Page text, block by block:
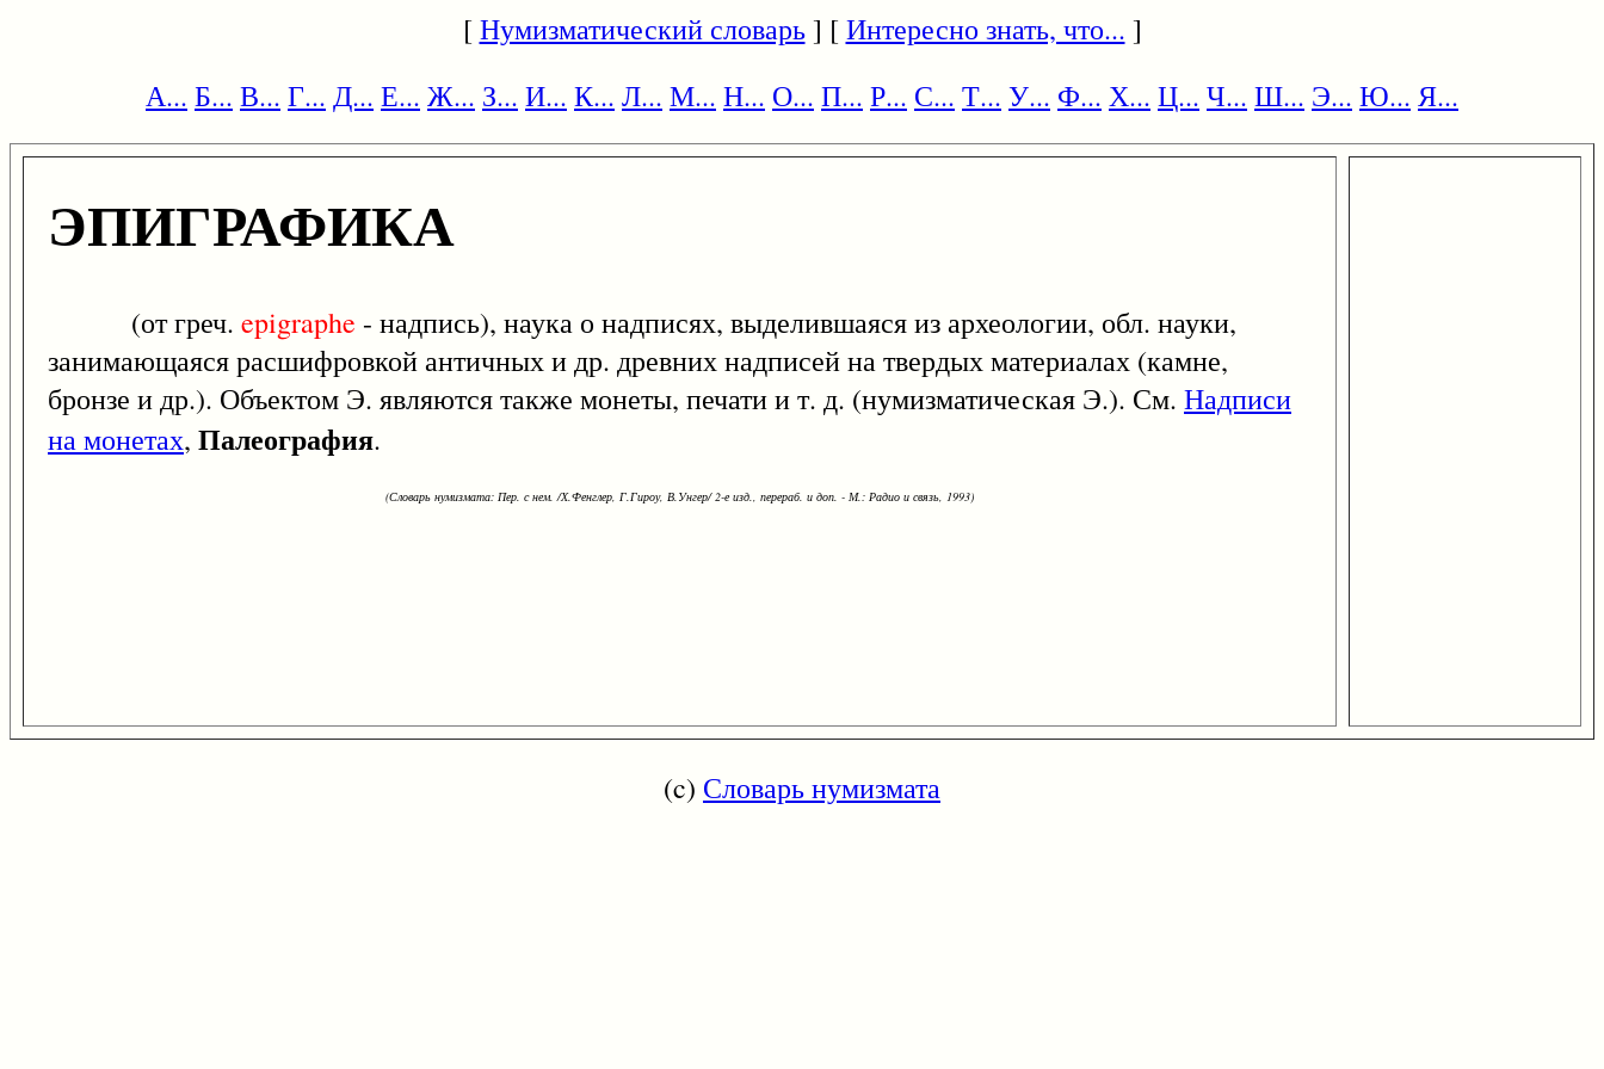
[Нумизматический словарь] [Интересно знать, что... ]
А... Б... В... Г... Д... Е... Ж... З... И... К... Л... М... Н... О... П... Р... С... Т... У... Ф... Х... Ц... Ч... Ш... Э... Ю... Я...
ЭПИГРАФИКА
(от греч. epigraphe - надпись), наука о надписях, выделившаяся из археологии, обл. науки,
занимающаяся расшифровкой античных и др. древних надписей на твердых материалах (камне,
бронзе и др.). Объектом Э. являются также монеты, печати и т. д. (нумизматическая Э.). См. Надписи
на монетах, Палеография.
(Словарь нумизмата: Пер. с нем. /Х.Фенглер, Г.Гироу, В.Унгер/ 2-е изд., перераб. и доп. - М.: Радио и связь, 1993)
(c) Словарь нумизмата